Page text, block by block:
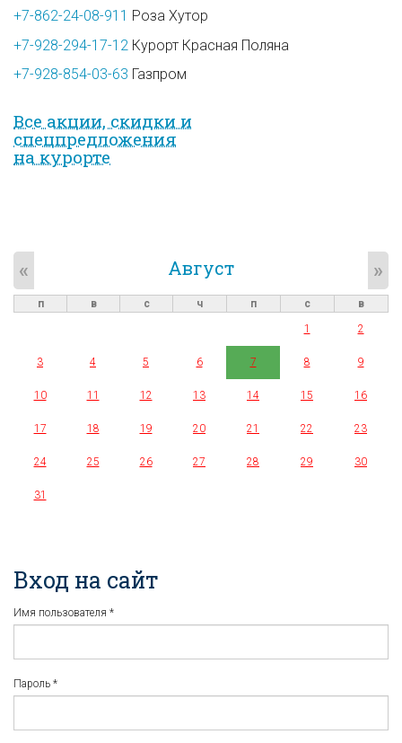
+7-862-24-08-911 Роза Хутор
+7-928-294-17-12 Курорт Красная Поляна
+7-928-854-03-63 Газпром
Все акции, скидки и
спец­предложе­ния
на курорте
Август
« »
п в с ч п с
в
1
2
3 4 5 6 7 8 9
10 11 12 13 14 15 16
17 18 19 20 21 22 23
24 25 26 27 28 29 30
31
Вход на сайт
Имя пользователя *
Пароль *